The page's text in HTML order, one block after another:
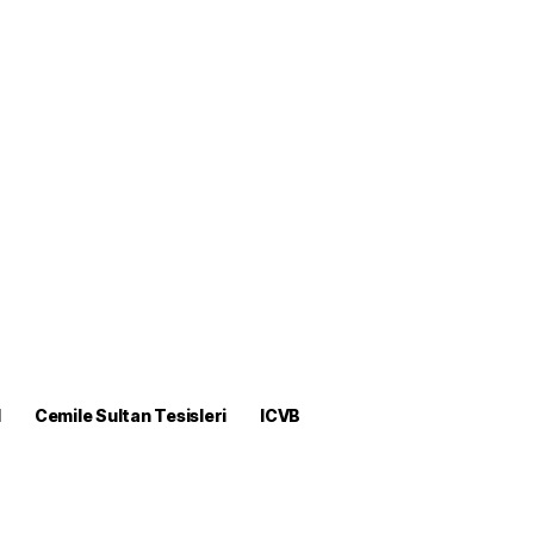
Cemile Sultan Tesisleri
ICVB